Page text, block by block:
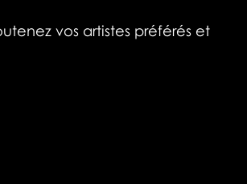
vos artistes préférés et